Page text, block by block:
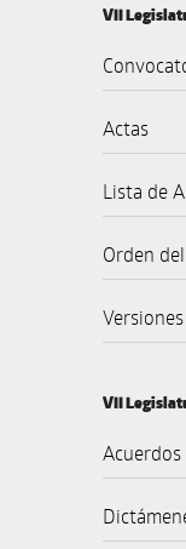
VII
Actas
Lista de
Orden
VII
Acuerdos